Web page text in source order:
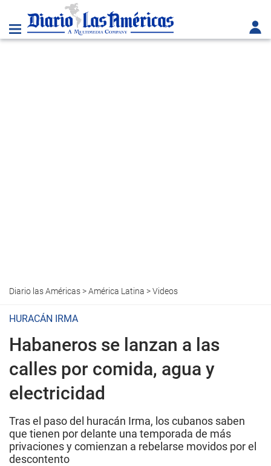
Diario las Américas>América Latina >Videos
HURACÁN IRMA
Habaneros se lanzan a las
calles por comida, agua y
electricidad
Tras el paso del huracán Irma, los cubanos saben
que tienen por delante una temporada de más
privaciones y comienzan a rebelarse movidos por el
descontento